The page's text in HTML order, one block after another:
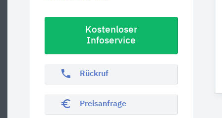
Kostenloser
Infoservice
phone Rückruf
euro_symbol Preisanfrage